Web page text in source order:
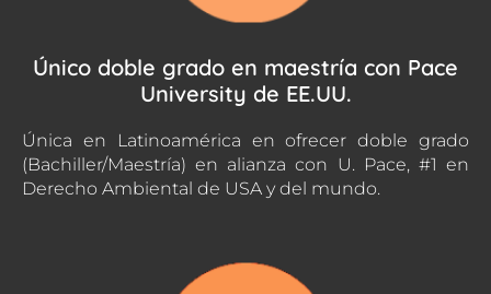
Único doble grado en maestría con Pace
University de EE.UU.
Única en Latinoamérica en ofrecer doble grado
(Bachiller/Maestría) en alianza con U. Pace, #1 en
Derecho Ambiental de USA y del mundo.